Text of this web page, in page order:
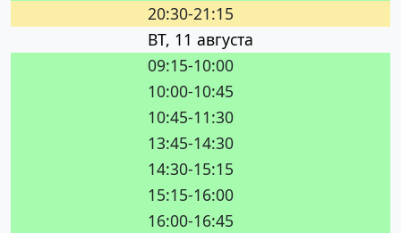
20:30-21:15
ВТ, 11 августа
09:15-10:00
10:00-10:45
10:45-11:30
13:45-14:30
14:30-15:15
15:15-16:00
16:00-16:45